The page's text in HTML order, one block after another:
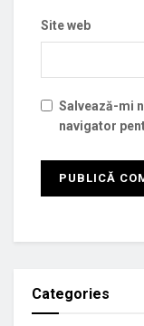
Site web
Salvează-mi
navigator
Categories